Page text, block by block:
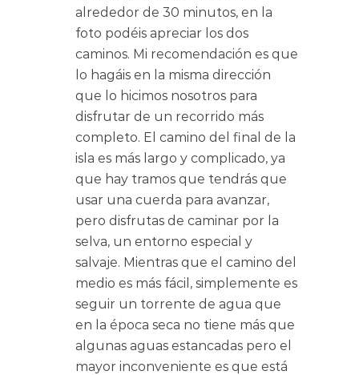
alrededor de 30 minutos, en la
foto podéis apreciar los dos
caminos. Mi recomendación es que
lo hagáis en la misma dirección
que lo hicimos nosotros para
disfrutar de un recorrido más
completo. El camino del final de la
isla es más largo y complicado, ya
que hay tramos que tendrás que
usar una cuerda para avanzar,
pero disfrutas de caminar por la
selva, un entorno especial y
salvaje. Mientras que el camino del
medio es más fácil, simplemente es
seguir un torrente de agua que
en la época seca no tiene más que
algunas aguas estancadas pero el
mayor inconveniente es que está